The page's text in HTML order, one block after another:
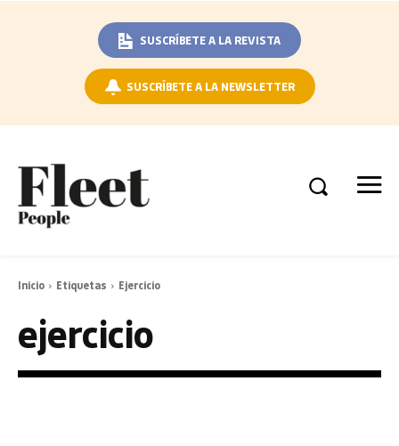
SUSCRÍBETE A LA REVISTA
SUSCRÍBETE A LA NEWSLETTER
Inicio Etiquetas Ejercicio
ejercicio